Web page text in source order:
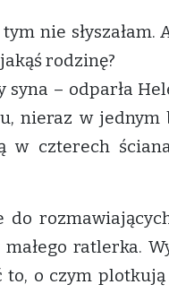
nie
rodzinę?
syna – odparła
nieraz w
w czterech
ratlerka.
to, o czym